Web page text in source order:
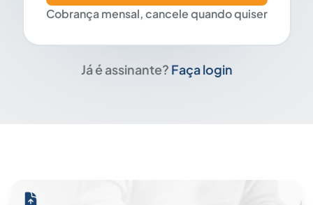
Cobrança mensal, cancele quando quiser
Já é assinante? Faça login